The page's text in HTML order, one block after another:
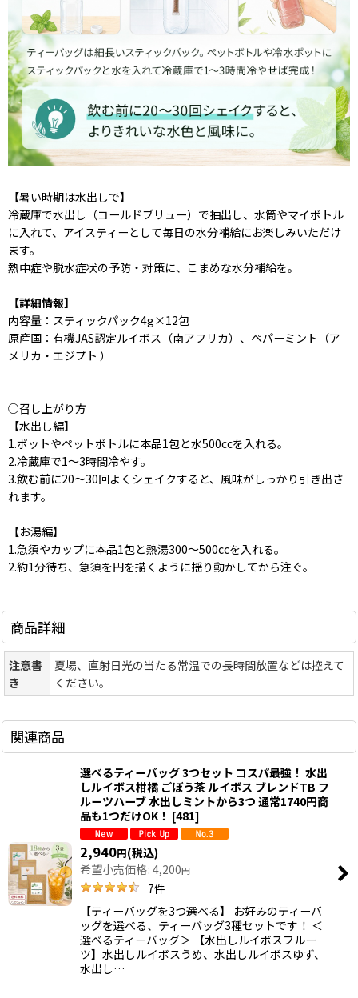
【暑い時期は水出しで】
冷蔵庫で水出し（コールドブリュー）で抽出し、水筒やマイボトル
に入れて、アイスティーとして毎日の水分補給にお楽しみいただけ
ます。
熱中症や脱水症状の予防・対策に、こまめな水分補給を。
【詳細情報】
内容量：スティックパック4g×12包
原産国：有機JAS認定ルイボス（南アフリカ）、ペパーミント（ア
メリカ・エジプト ）
○召し上がり方
【水出し編】
1.ポットやペットボトルに本品1包と水500ccを入れる。
2.冷蔵庫で1〜3時間冷やす。
3.飲む前に20〜30回よくシェイクすると、風味がしっかり引き出さ
れます。
【お湯編】
1.急須やカップに本品1包と熱湯300〜500ccを入れる。
2.約1分待ち、急須を円を描くように揺り動かしてから注ぐ。
商品詳細
注意書
き
夏場、直射日光の当たる常温での長時間放置などは控えて
ください。
関連商品
選べるティーバッグ 3つセット コスパ最強！ 水出
しルイボス柑橘 ごぼう茶 ルイボス ブレンドTB フ
ルーツハーブ 水出しミントから3つ 通常1740円商
品も1つだけOK！ [481]
2,940円(税込)
希望小売価格: 4,200円
7件
【ティーバッグを3つ選べる】 お好みのティーバ
ッグを選べる、ティーバッグ3種セットです！ ＜
選べるティーバッグ＞ 【水出しルイボスフルー
ツ】水出しルイボスうめ、水出しルイボスゆず、
水出し…